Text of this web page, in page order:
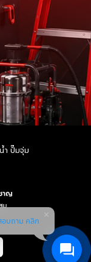
ำ ปั๊มจุ่ม
อบถาม คลิก